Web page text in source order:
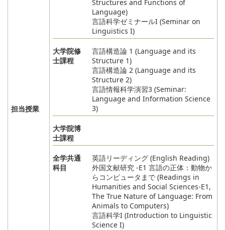
担当授業
Structures and Functions of
Language)
言語科学ゼミナールI (Seminar on
Linguistics I)
大学院修
士課程
言語構造論 1 (Language and its
Structure 1)
言語構造論 2 (Language and its
Structure 2)
言語情報科学演習3 (Seminar:
Language and Information Science
3)
大学院博
士課程
全学共通
科目
英語リーディング (English Reading)
外国文献研究 -E1 言語の正体：動物か
らコンピュータまで (Readings in
Humanities and Social Sciences-E1,
The True Nature of Language: From
Animals to Computers)
言語科学I (Introduction to Linguistic
Science I)